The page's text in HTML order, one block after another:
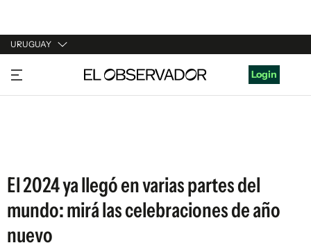
URUGUAY
URUGUAY
ARGENTINA
Login
El 2024 ya llegó en varias partes del
mundo: mirá las celebraciones de año
nuevo